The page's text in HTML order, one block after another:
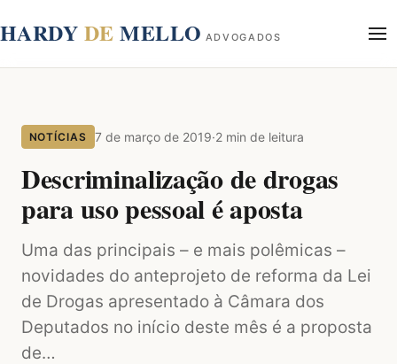
HARDY DE MELLO ADVOGADOS
Áreas de Atuação
Contato
NOTÍCIAS 7 de março de 2019·2 min de leitura
Descriminalização de drogas
para uso pessoal é aposta
Uma das principais – e mais polêmicas –
novidades do anteprojeto de reforma da Lei
de Drogas apresentado à Câmara dos
Deputados no início deste mês é a proposta
de…